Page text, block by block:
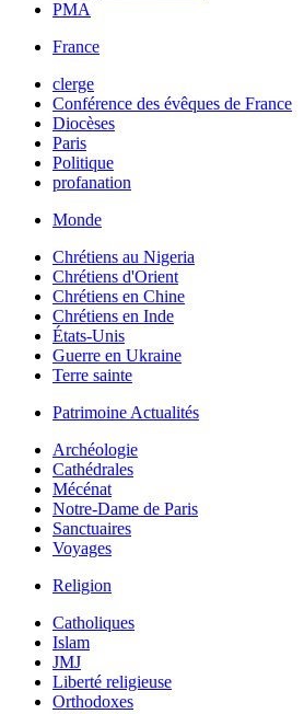
PMA
France
clerge
Conférence des évêques de France
Diocèses
Paris
Politique
profanation
Monde
Chrétiens au Nigeria
Chrétiens d'Orient
Chrétiens en Chine
Chrétiens en Inde
États-Unis
Guerre en Ukraine
Terre sainte
Patrimoine Actualités
Archéologie
Cathédrales
Mécénat
Notre-Dame de Paris
Sanctuaires
Voyages
Religion
Catholiques
Islam
JMJ
Liberté religieuse
Orthodoxes